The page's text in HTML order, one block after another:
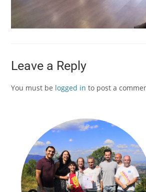
Leave a Reply
You must be logged in to post a